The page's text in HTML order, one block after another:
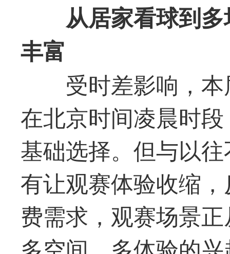
从居家看球到
丰富
受时差影响，
在北京时间凌晨时
基础选择。但与以
有让观赛体验收缩
费需求，观赛场景
多空间、多体验的